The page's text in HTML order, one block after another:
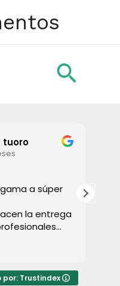
tuoro
a súper
la entrega
Lo
Trustindex